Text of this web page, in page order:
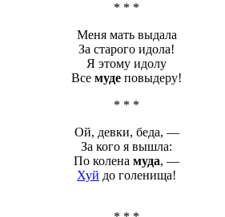
* * *
Меня мать выдала
За старого идола!
Я этому идолу
Все муде повыдеру!
* * *
Ой, девки, беда, —
За кого я вышла:
По колена муда, —
Хуй до голенища!